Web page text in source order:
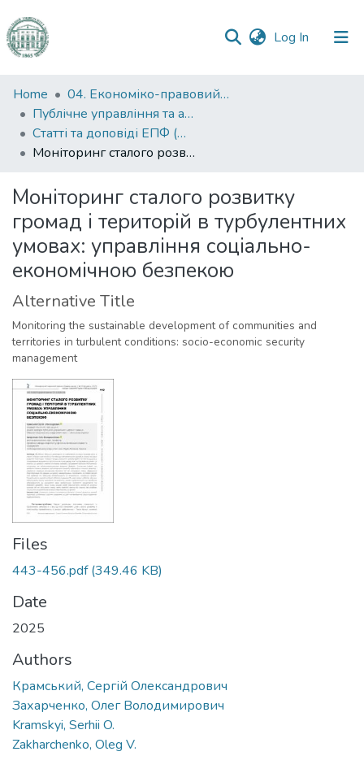
Log In (current)
Communities
&
Collections
All of DSpace
Statistics
Home
04. Економіко-правовий факультет
Публічне управління та адміністрування
Статті та доповіді ЕПФ (Публічне управління та адміністрування)
Моніторинг сталого розвитку громад і територій в турбулентних умовах: управління соціально-економічною безпекою
Моніторинг сталого розвитку
громад і територій в турбулентних
умовах: управління соціально-
економічною безпекою
Alternative Title
Monitoring the sustainable development of communities and
territories in turbulent conditions: socio-economic security
management
Files
443-456.pdf(349.46 KB)
Date
2025
Authors
Крамський, Сергій Олександрович
Захарченко, Олег Володимирович
Kramskyi, Serhii O.
Zakharchenko, Oleg V.